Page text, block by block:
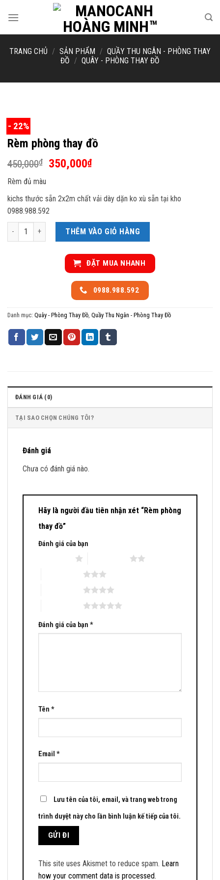
TRANG CHỦ / SẢN PHẨM / QUẦY THU NGÂN - PHÒNG THAY
ĐỒ / QUÂY - PHÒNG THAY ĐỒ
- 22%
Rèm phòng thay đồ
450,000₫
Giá
450,000₫.
350,000₫Giá
là:
Rèm đủ màu
kichs thước sẵn 2x2m chất vải dày dặn ko xù sẵn tại kho
0988.988.592
Rèm phòng thay đồ số lượngTHÊM VÀO GIỎ HÀNG
ĐẶT MUA NHANH
0988.988.592
Danh mục: Quây - Phòng Thay Đồ, Quầy Thu Ngân - Phòng Thay Đồ
ĐÁNH GIÁ (0)
TẠI SAO CHỌN CHÚNG TÔI?
Đánh giá
Chưa có đánh giá nào.
Hãy là người đầu tiên nhận xét “Rèm phòng
thay đồ”
Đánh giá của bạn
Đánh giá của bạn *
Tên *
Email *
Lưu tên của tôi, email, và trang web trong
trình duyệt này cho lần bình luận kế tiếp của tôi.
This site uses Akismet to reduce spam. Learn
how your comment data is processed.